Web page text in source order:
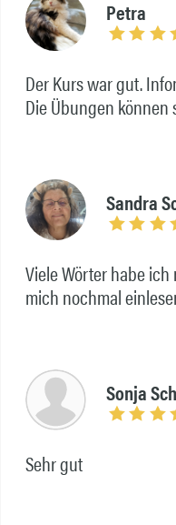
Petra
Der Kurs war gut.
Die Übungen
Sandra
Viele Wörter habe
mich nochmal
Sonja
Sehr gut